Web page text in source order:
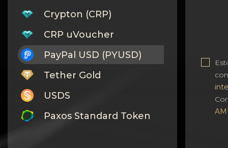
Crypton (CRP)
CRP uVoucher
PayPal USD (PYUSD)
Tether Gold
USDS
Paxos Standard Token
Monero
con